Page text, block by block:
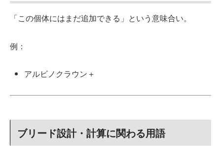
「この個体にはまだ追加できる」という意味合い。
例：
アルビノクラウン＋
ブリード設計・計算に関わる用語